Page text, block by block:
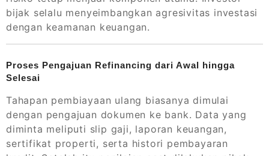
bijak selalu menyeimbangkan agresivitas investasi
dengan keamanan keuangan.
Proses Pengajuan Refinancing dari Awal hingga
Selesai
Tahapan pembiayaan ulang biasanya dimulai
dengan pengajuan dokumen ke bank. Data yang
diminta meliputi slip gaji, laporan keuangan,
sertifikat properti, serta histori pembayaran